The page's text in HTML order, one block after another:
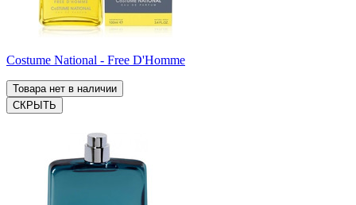
Costume National - Free D'Homme
Товара нет в наличии
СКРЫТЬ